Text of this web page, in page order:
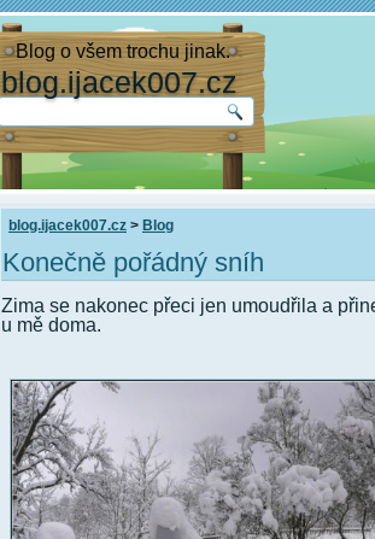
blog.ijacek007.cz
Blog o všem trochu jinak.
blog.ijacek007.cz > Blog
Konečně pořádný sníh
Zima se nakonec přeci jen umoudřila a
u mě doma.